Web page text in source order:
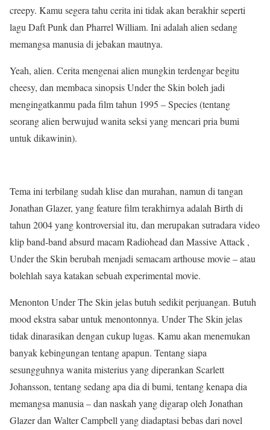
creepy. Kamu segera tahu cerita ini tidak akan berakhir seperti
lagu Daft Punk dan Pharrel William. Ini adalah alien sedang
memangsa manusia di jebakan mautnya.
Yeah, alien. Cerita mengenai alien mungkin terdengar begitu
cheesy, dan membaca sinopsis Under the Skin boleh jadi
mengingatkanmu pada film tahun 1995 – Species (tentang
seorang alien berwujud wanita seksi yang mencari pria bumi
untuk dikawinin).
Tema ini terbilang sudah klise dan murahan, namun di tangan
Jonathan Glazer, yang feature film terakhirnya adalah Birth di
tahun 2004 yang kontroversial itu, dan merupakan sutradara video
klip band-band absurd macam Radiohead dan Massive Attack ,
Under the Skin berubah menjadi semacam arthouse movie – atau
bolehlah saya katakan sebuah experimental movie.
Menonton Under The Skin jelas butuh sedikit perjuangan. Butuh
mood ekstra sabar untuk menontonnya. Under The Skin jelas
tidak dinarasikan dengan cukup lugas. Kamu akan menemukan
banyak kebingungan tentang apapun. Tentang siapa
sesungguhnya wanita misterius yang diperankan Scarlett
Johansson, tentang sedang apa dia di bumi, tentang kenapa dia
memangsa manusia – dan naskah yang digarap oleh Jonathan
Glazer dan Walter Campbell yang diadaptasi bebas dari novel